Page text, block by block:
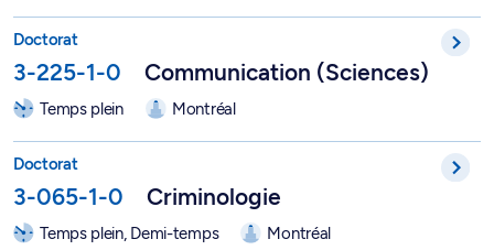
Doctorat
3-225-1-0 Communication (Sciences)
Temps plein Montréal
Doctorat
3-065-1-0 Criminologie
Temps plein, Demi-temps Montréal